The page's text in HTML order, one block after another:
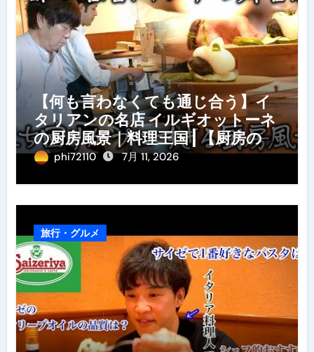
【何も言わなくても通じ合う】イ
タリアンの名店 イルギオットーネ
の厨房風景｜料理王国 | 【厨房の世
界】【イタリアン】【営業風景】
phi72110 7月 11, 2026
旅行・グルメ